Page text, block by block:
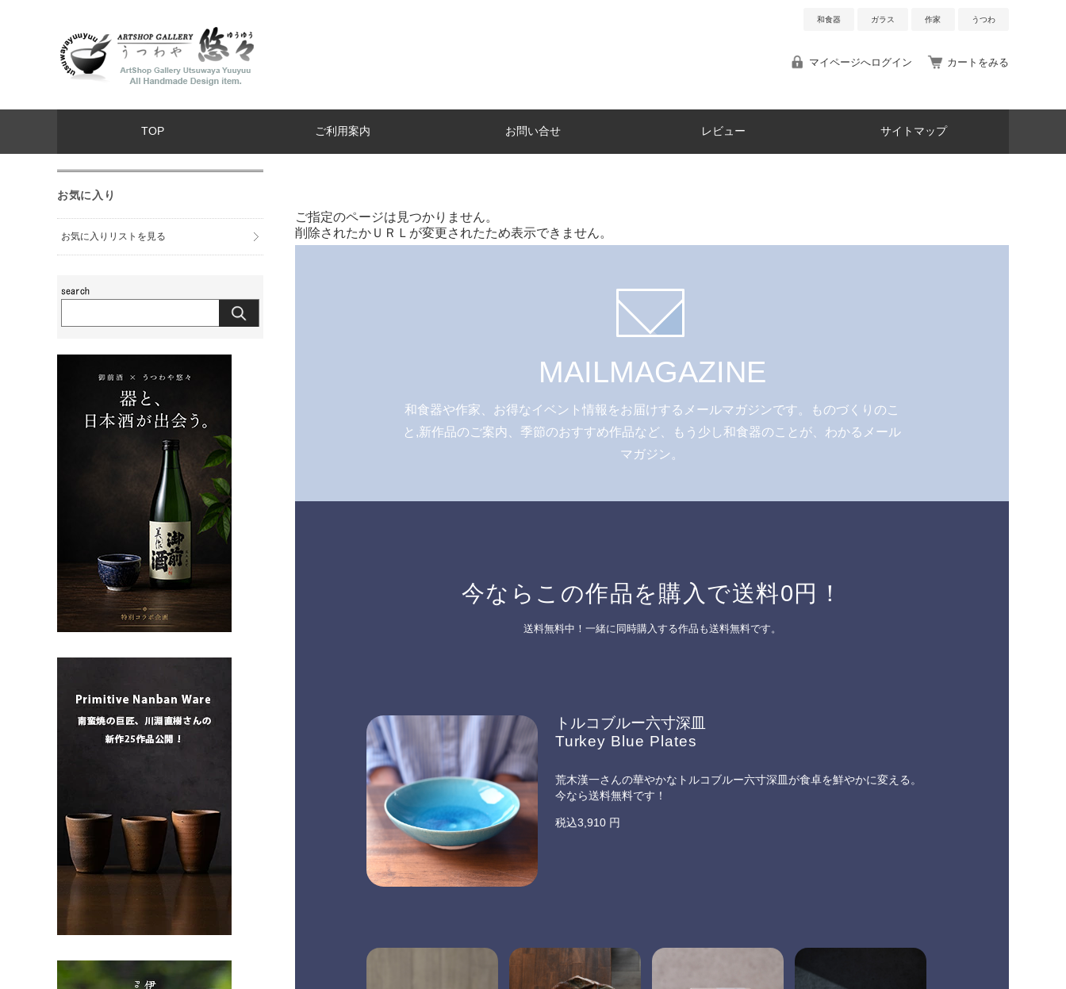
和食器 ガラス 作家 うつわ
マイページへログイン カートをみる
TOP ご利用案内 お問い合せ レビュー サイトマップ
ご指定のページは見つかりません。
削除されたかＵＲＬが変更されたため表示できません。
MAILMAGAZINE
和食器や作家、お得なイベント情報をお届けするメールマガジンです。ものづくりのこ
と,新作品のご案内、季節のおすすめ作品など、もう少し和食器のことが、わかるメール
マガジン。
今ならこの作品を購入で送料0円！
送料無料中！一緒に同時購入する作品も送料無料です。
トルコブルー六寸深皿
Turkey Blue Plates
荒木漢一さんの華やかなトルコブルー六寸深皿が食卓を鮮やかに変える。
今なら送料無料です！
税込3,910 円
お気に入り
お気に入りリストを見る